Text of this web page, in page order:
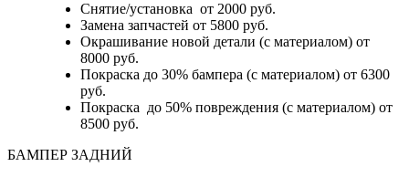
Снятие/установка от 2000 руб.
Замена запчастей от 5800 руб.
Окрашивание новой детали (с материалом) от
8000 руб.
Покраска до 30% бампера (с материалом) от 6300
руб.
Покраска до 50% повреждения (с материалом) от
8500 руб.
БАМПЕР ЗАДНИЙ